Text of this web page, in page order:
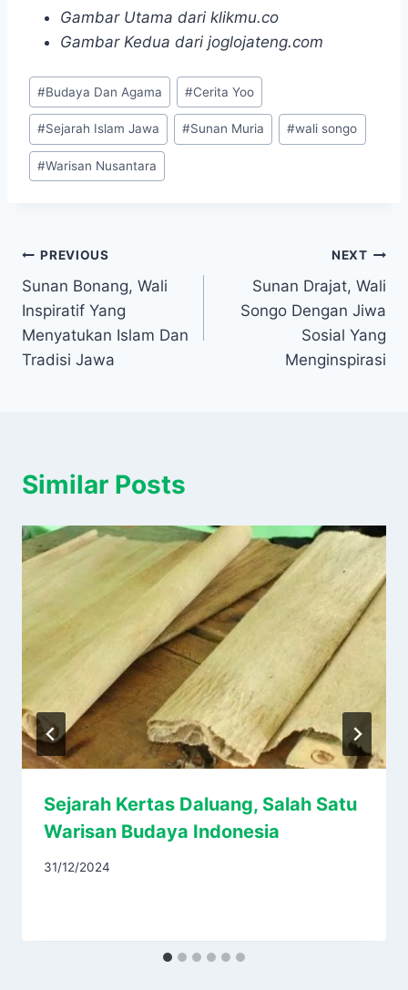
Gambar Utama dari klikmu.co
Gambar Kedua dari joglojateng.com
Post
Tags:
#Budaya Dan Agama #Cerita Yoo
#Sejarah Islam Jawa #Sunan Muria #wali songo
#Warisan Nusantara
Navigasi
pos
PREVIOUS
Sunan Bonang, Wali
Inspiratif Yang
Menyatukan Islam Dan
Tradisi Jawa
NEXT
Sunan Drajat, Wali
Songo Dengan Jiwa
Sosial Yang
Menginspirasi
Similar Posts
Sejarah Kertas Daluang, Salah Satu
Warisan Budaya Indonesia
31/12/2024